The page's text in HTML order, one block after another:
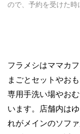
ので、予約を受けた時
フラメシはママカ
まごとセットやお
専用手洗い場やお
います。店舗内は
れがメインのソフ